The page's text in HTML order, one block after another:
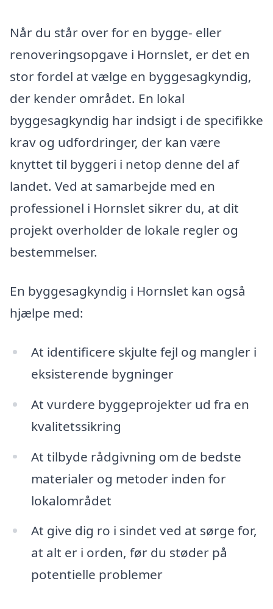
Når du står over for en bygge- eller
renoveringsopgave i Hornslet, er det en
stor fordel at vælge en byggesagkyndig,
der kender området. En lokal
byggesagkyndig har indsigt i de specifikke
krav og udfordringer, der kan være
knyttet til byggeri i netop denne del af
landet. Ved at samarbejde med en
professionel i Hornslet sikrer du, at dit
projekt overholder de lokale regler og
bestemmelser.
En byggesagkyndig i Hornslet kan også
hjælpe med:
At identificere skjulte fejl og mangler i
eksisterende bygninger
At vurdere byggeprojekter ud fra en
kvalitetssikring
At tilbyde rådgivning om de bedste
materialer og metoder inden for
lokalområdet
At give dig ro i sindet ved at sørge for,
at alt er i orden, før du støder på
potentielle problemer